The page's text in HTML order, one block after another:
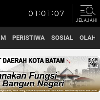
JELAJAHI
PERISTIWA SOSIAL